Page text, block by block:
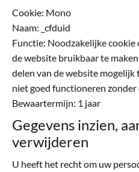
Cookie: Mono
Naam: _cfduid
Functie: Noodzakelijke cookie
de website bruikbaar te
delen van de website mogelijk
niet goed functioneren zonder
Bewaartermijn: 1 jaar
Gegevens inzien,
verwijderen
U heeft het recht om uw